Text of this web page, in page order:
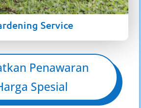
Service
Penawaran
Spesial